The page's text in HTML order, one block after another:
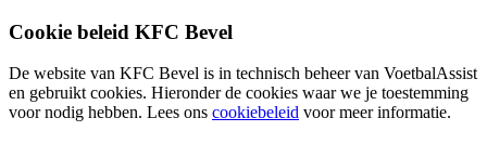
Cookie beleid KFC Bevel
De website van KFC Bevel is in technisch beheer van VoetbalAssist
en gebruikt cookies. Hieronder de cookies waar we je toestemming
voor nodig hebben. Lees ons cookiebeleid voor meer informatie.